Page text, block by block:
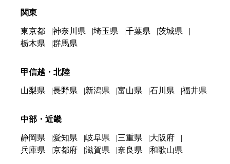
関東
東京都 神奈川県 埼玉県 千葉県
茨城県
栃木県
群馬県
甲信越・北陸
山梨県 長野県 新潟県 富山県 石川県 福井県
中部・近畿
静岡県 愛知県 岐阜県 三重県
大阪府
兵庫県
京都府 滋賀県 奈良県 和歌山県